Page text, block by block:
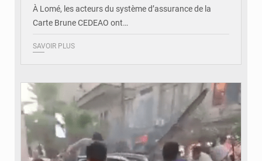
À Lomé, les acteurs du système d’assurance de la
Carte Brune CEDEAO ont…
SAVOIR PLUS